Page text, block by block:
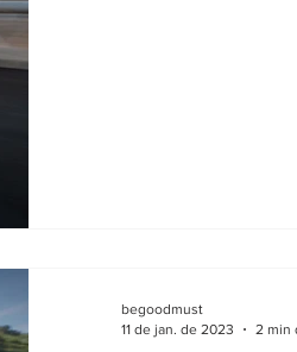
begoodmust
11 de jan. de 2023
2 min